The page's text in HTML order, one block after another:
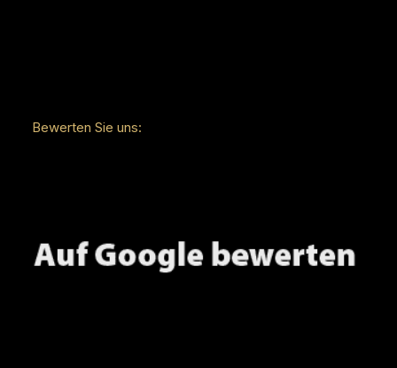
Bewerten Sie uns: